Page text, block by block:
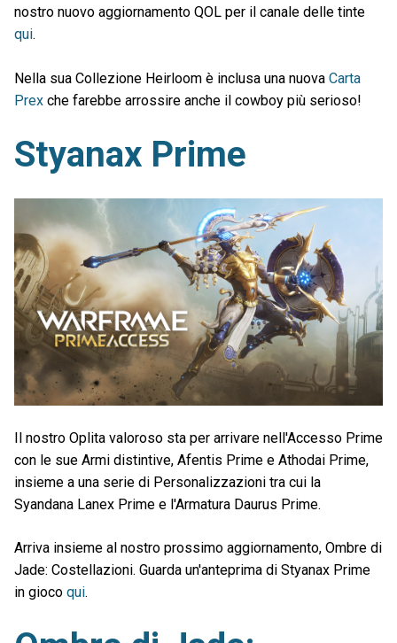
nostro nuovo aggiornamento QOL per il canale delle tinte
qui.
Nella sua Collezione Heirloom è inclusa una nuova Carta
Prex che farebbe arrossire anche il cowboy più serioso!
Styanax Prime
Il nostro Oplita valoroso sta per arrivare nell'Accesso Prime
con le sue Armi distintive, Afentis Prime e Athodai Prime,
insieme a una serie di Personalizzazioni tra cui la
Syandana Lanex Prime e l'Armatura Daurus Prime.
Arriva insieme al nostro prossimo aggiornamento, Ombre di
Jade: Costellazioni. Guarda un'anteprima di Styanax Prime
in gioco qui.